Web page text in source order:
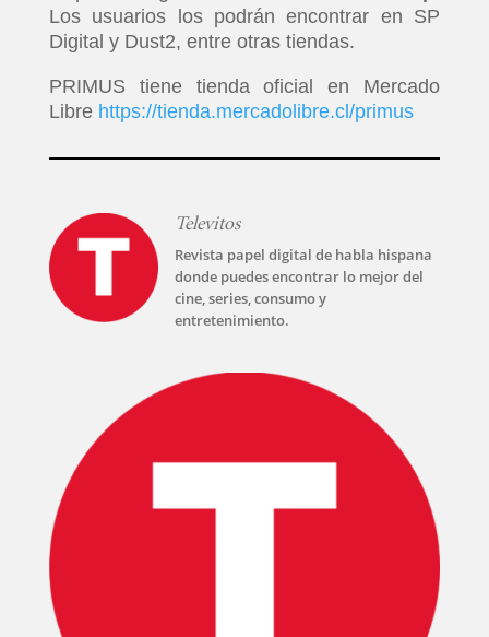
SERIES
TECNOVITOS
Los usuarios los podrán encontrar en SP
Digital y Dust2, entre otras tiendas.
PRIMUS tiene tienda oficial en Mercado
Libre https://tienda.mercadolibre.cl/primus
Televitos
Revista papel digital de habla hispana
donde puedes encontrar lo mejor del
cine, series, consumo y
entretenimiento.